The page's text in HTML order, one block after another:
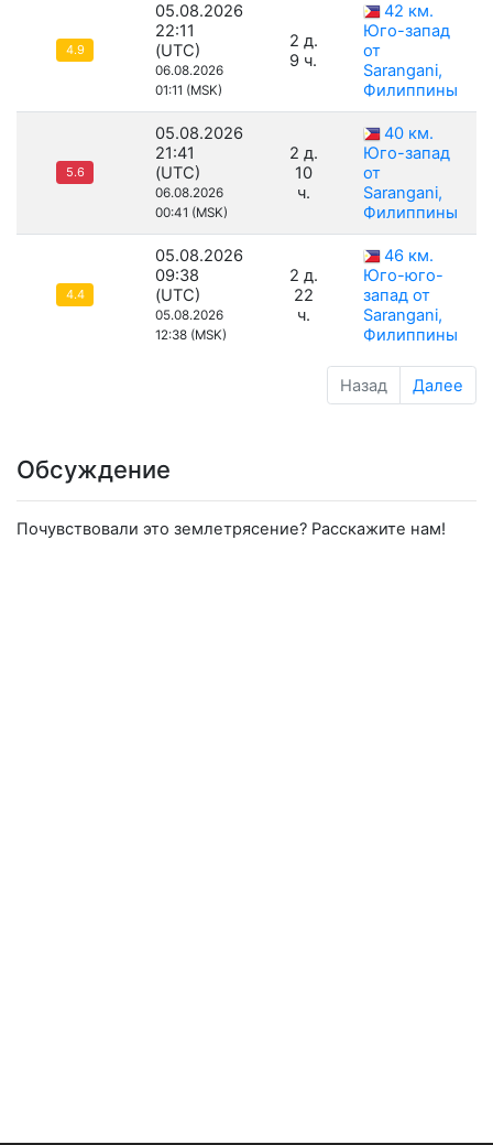
4.9
05.08.2026
22:11
(UTC)
06.08.2026
01:11 (MSK)
2 д.
9 ч.
42 км.
Юго-запад
от
Sarangani,
Филиппины
5.6
05.08.2026
21:41
(UTC)
06.08.2026
00:41 (MSK)
2 д.
10
ч.
40 км.
Юго-запад
от
Sarangani,
Филиппины
4.4
05.08.2026
09:38
(UTC)
05.08.2026
12:38 (MSK)
2 д.
22
ч.
46 км.
Юго-юго-
запад от
Sarangani,
Филиппины
Назад Далее
Обсуждение
Почувствовали это землетрясение? Расскажите нам!